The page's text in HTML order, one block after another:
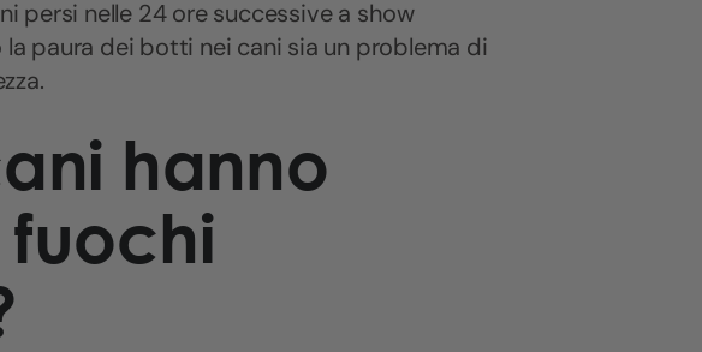
persi nelle 24 ore successive a show
paura dei botti nei cani sia un problema di
hanno